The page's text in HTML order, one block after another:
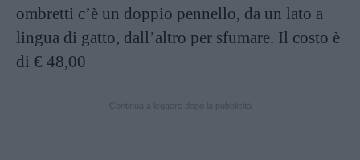
ombretti c’è un doppio pennello, da un lato a
lingua di gatto, dall’altro per sfumare. Il costo è
di € 48,00